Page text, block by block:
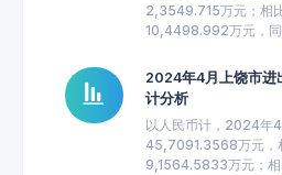
2,3549.715万元；相
10,4498.992万元，
2024年4月上饶市进
计分析
以人民币计，2024年
45,7091.3568万元，
9,1564.5833万元；相